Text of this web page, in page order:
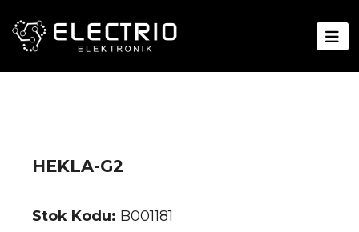
HEKLA-G2
Stok Kodu: B001181